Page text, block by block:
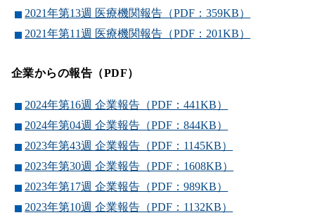
2021年第13週 医療機関報告（PDF：359KB）
2021年第11週 医療機関報告（PDF：201KB）
企業からの報告（PDF）
2024年第16週 企業報告（PDF：441KB）
2024年第04週 企業報告（PDF：844KB）
2023年第43週 企業報告（PDF：1145KB）
2023年第30週 企業報告（PDF：1608KB）
2023年第17週 企業報告（PDF：989KB）
2023年第10週 企業報告（PDF：1132KB）